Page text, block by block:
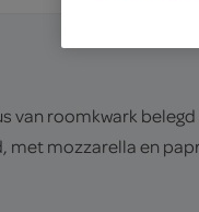
van roomkwark
met mozzarella en